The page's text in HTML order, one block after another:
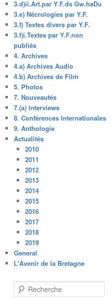
3.d)ii.Art.par Y.F.ds Gw.haDu
3.e) Nécrologies par Y.F.
3.f) Textes divers par Y.F.
3.f)i.Textes par Y.F.non
publiés
4. Archives
4.a) Archives Audio
4.b) Archives de Film
5. Photos
7. Nouveautés
7.(a) Interviews
8. Conférences Internationales
9. Anthologie
Actualités
2010
2011
2012
2013
2014
2015
2016
2017
2018
2019
General
L'Avenir de la Bretagne
e